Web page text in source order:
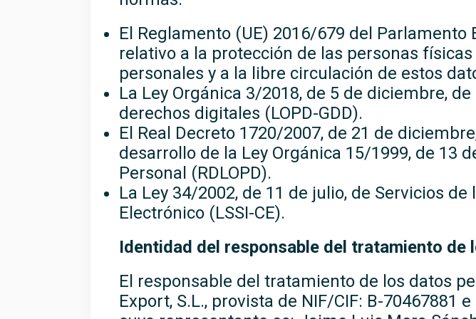
El Reglamento (UE) 2016/679 del Parlamento
relativo a la protección de las personas
personales y a la libre circulación de estos
La Ley Orgánica 3/2018, de 5 de diciembre,
derechos digitales (LOPD-GDD).
El Real Decreto 1720/2007, de 21 de
desarrollo de la Ley Orgánica 15/1999, de 13
Personal (RDLOPD).
La Ley 34/2002, de 11 de julio, de Servicios
Electrónico (LSSI-CE).
Identidad del responsable del tratamiento de
El responsable del tratamiento de los datos
Export, S.L., provista de NIF/CIF: B-